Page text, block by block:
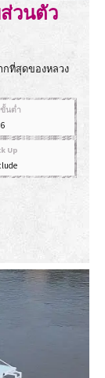
วนตัว
กที่สุดของหลวง
นต่ำ
6
Up